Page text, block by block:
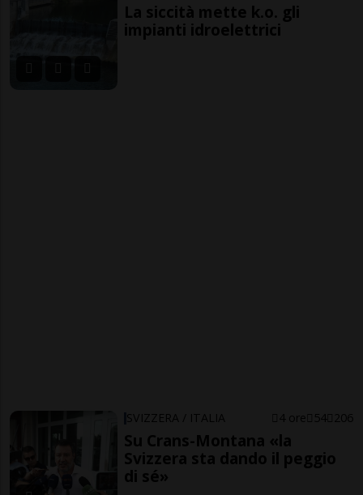
La siccità mette k.o. gli
impianti idroelettrici
SVIZZERA / ITALIA 4 ore 54 206
Su Crans-Montana «la
Svizzera sta dando il peggio
di sé»